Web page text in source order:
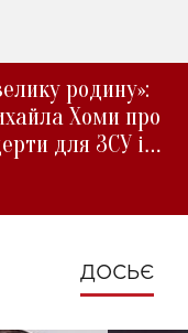
родину»:
Хоми про
для ЗСУ і
ДОСЬЄ